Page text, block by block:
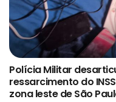
Polícia Militar
ressarcimento do
zona leste de São